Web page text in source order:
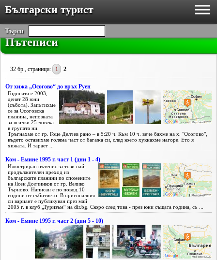
Български турист
Търси
Пътеписи
32 бр., страници: 1 2
От хижа „Осогово“ до връх Руен
Годината е 2003,
денят 28 юни
(събота). Запътихме
се за Осоговска
планина, непозната
за всички 25 човека
в групата ни.
Тръгнахме от гр. Гоце Делчев рано – в 5:20 ч. Към 10 ч. вече бяхме на х. "Осогово",
където оставихме голяма част от багажа си, след което хукнахме нагоре. Ето я
хижата. И тарает ...
Ком - Емине 1995 г. част 1 (дни 1 - 4)
Илюстриран пътепис за този най-
продължителен преход из
българските планини по спомените
на Ясен Долчинков от гр. Велико
Търново. Написан е по повод 10
години от събитието. В оригиналния
си вариант е публикуван през май
2005 г. в клуб „Туризъм“ на dir.bg. Скоро след това - през юни същата година, съ ...
Ком - Емине 1995 г. част 2 (дни 5 - 10)